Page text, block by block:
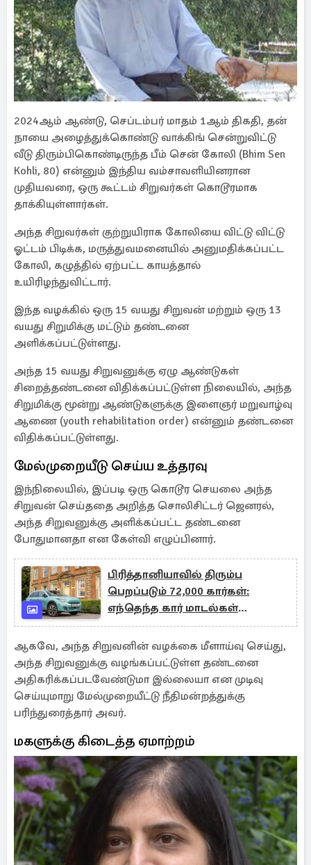
2024ஆம் ஆண்டு, செப்டம்பர் மாதம் 1ஆம் திகதி, தன்
நாயை அழைத்துக்கொண்டு வாக்கிங் சென்றுவிட்டு
வீடு திரும்பிகொண்டிருந்த பீம் சென் கோலி (Bhim Sen
Kohli, 80) என்னும் இந்திய வம்சாவளியினரான
முதியவரை, ஒரு கூட்டம் சிறுவர்கள் கொடூரமாக
தாக்கியுள்ளார்கள்.
அந்த சிறுவர்கள் குற்றுயிராக கோலியை விட்டு விட்டு
ஓட்டம் பிடிக்க, மருத்துவமனையில் அனுமதிக்கப்பட்ட
கோலி, கழுத்தில் ஏற்பட்ட காயத்தால்
உயிரிழந்துவிட்டார்.
இந்த வழக்கில் ஒரு 15 வயது சிறுவன் மற்றும் ஒரு 13
வயது சிறுமிக்கு மட்டும் தண்டனை
அளிக்கப்பட்டுள்ளது.
அந்த 15 வயது சிறுவனுக்கு ஏழு ஆண்டுகள்
சிறைத்தண்டனை விதிக்கப்பட்டுள்ள நிலையில், அந்த
சிறுமிக்கு மூன்று ஆண்டுகளுக்கு இளைஞர் மறுவாழ்வு
ஆணை (youth rehabilitation order) என்னும் தண்டனை
விதிக்கப்பட்டுள்ளது.
மேல்முறையீடு செய்ய உத்தரவு
இந்நிலையில், இப்படி ஒரு கொடூர செயலை அந்த
சிறுவன் செய்ததை அறித்த சொலிசிட்டர் ஜெனரல்,
அந்த சிறுவனுக்கு அளிக்கப்பட்ட தண்டனை
போதுமானதா என கேள்வி எழுப்பினார்.
பிரித்தானியாவில் திரும்ப
பெறப்படும் 72,000 கார்கள்:
எந்தெந்த கார் மாடல்கள்
இடம்பெறுகிறது தெரியுமா?
ஆகவே, அந்த சிறுவனின் வழக்கை மீளாய்வு செய்து,
அந்த சிறுவனுக்கு வழங்கப்பட்டுள்ள தண்டனை
அதிகரிக்கப்படவேண்டுமா இல்லையா என முடிவு
செய்யுமாறு மேல்முறையீட்டு நீதிமன்றத்துக்கு
பரிந்துரைத்தார் அவர்.
மகளுக்கு கிடைத்த ஏமாற்றம்